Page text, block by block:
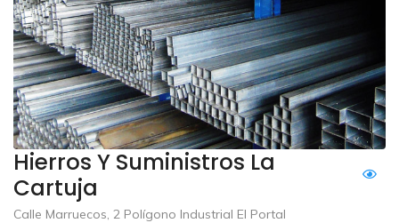
Hierros Y Suministros La
Cartuja
Calle Marruecos, 2 Polígono Industrial El Portal